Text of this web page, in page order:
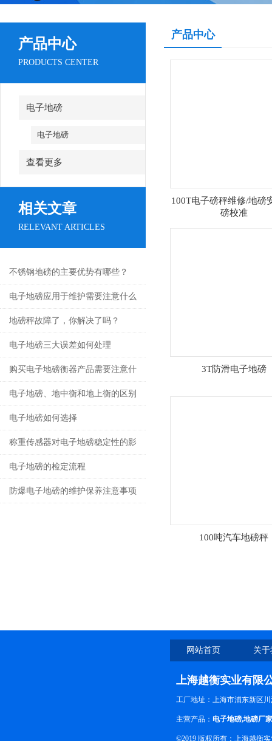
产品中心
PRODUCTS CENTER
电子地磅
电子地磅
查看更多
相关文章
RELEVANT ARTICLES
不锈钢地磅的主要优势有哪些？
电子地磅应用于维护需要注意什么
地磅秤故障了，你解决了吗？
电子地磅三大误差如何处理
购买电子地磅衡器产品需要注意什
么
电子地磅、地中衡和地上衡的区别
电子地磅如何选择
称重传感器对电子地磅稳定性的影
响
电子地磅的检定流程
防爆电子地磅的维护保养注意事项
产品中心
100T电子磅秤维修/地磅
磅校准
3T防滑电子地磅
100吨汽车地磅秤
网站首页 关
上海越衡实业有限
工厂地址：上海市浦东新区川
主营产品： 电子地磅,地磅厂家
©2019 版权所有：上海越衡